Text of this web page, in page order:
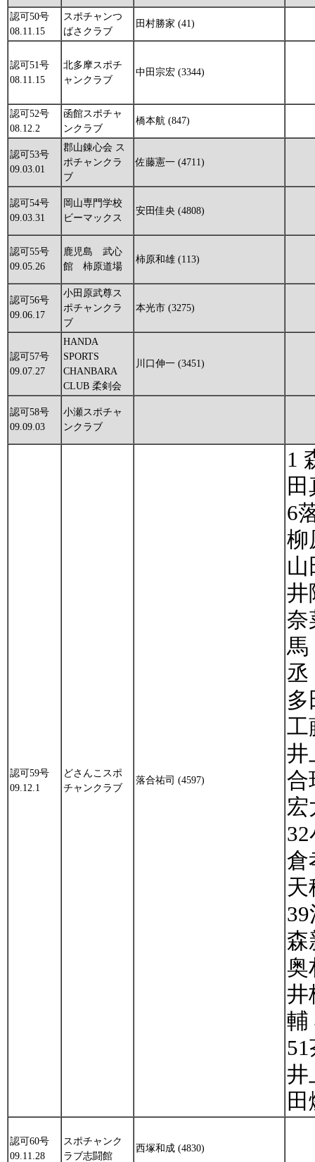
認可50号
08.11.15
スポチャンつ
ばさクラブ
田村勝家 (41)
認可51号
08.11.15
北多摩スポチ
ャンクラブ
中田宗宏 (3344)
認可52号
08.12.2
函館スポチャ
ンクラブ
橋本航 (847)
認可53号
09.03.01
郡山錬心会 ス
ポチャンクラ
ブ
佐藤憲一 (4711)
認可54号
09.03.31
岡山専門学校
ビーマックス
安田佳央 (4808)
認可55号
09.05.26
鹿児島 武心
館 柿原道場
柿原和雄 (113)
認可56号
09.06.17
小田原武尊ス
ポチャンクラ
ブ
本光市 (3275)
認可57号
09.07.27
HANDA
SPORTS
CHANBARA
CLUB 柔剣会
川口伸一 (3451)
認可58号
09.09.03
小瀬スポチャ
ンクラブ
認可59号
09.12.1
どさんこスポ
チャンクラブ
落合祐司 (4597)
1
6
柳
山
井
奈
馬
丞
多
工
井
合
宏
倉
天
森
奥
井
輔
井
認可60号
09.11.28
スポチャンク
ラブ志闘館
西塚和成 (4830)